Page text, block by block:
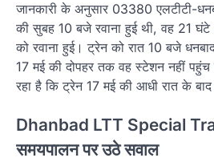
जानकारी के अनुसार 03380 एलटीटी-
की सुबह 10 बजे रवाना हुई थी, वह 21
को रवाना हुई। ट्रेन को रात 10 बजे
17 मई की दोपहर तक वह स्टेशन नहीं
रहा है कि ट्रेन 17 मई की आधी रात के बाद
Dhanbad LTT Special
समयपालन पर उठे सवाल